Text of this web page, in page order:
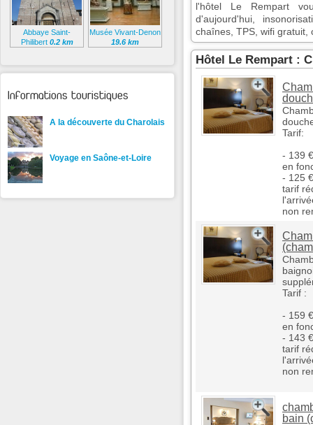
l'hôtel Le Rempart
d'aujourd'hui,
chaînes, TPS, wifi gratuit,
Hôtel Le Rempart :
Tarif:
- 139
en
- 125
tarif
non
Tarif :
- 159
en
- 143
tarif
non
bain
Abbaye Saint-
Philibert 0.2 km
Musée Vivant-Denon
19.6 km
Informations touristiques
A la découverte du Charolais
Voyage en Saône-et-Loire